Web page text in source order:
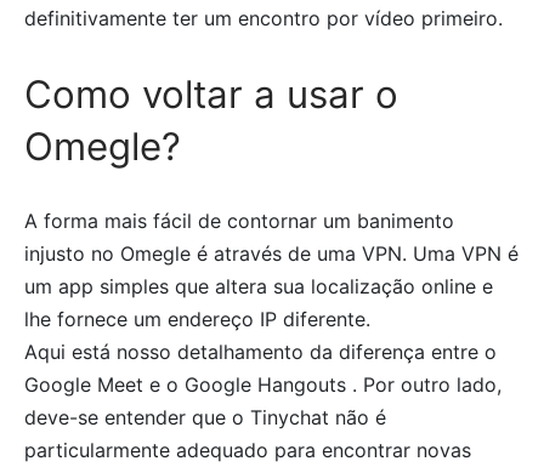
definitivamente ter um encontro por vídeo primeiro.
Como voltar a usar o
Omegle?
A forma mais fácil de contornar um banimento
injusto no Omegle é através de uma VPN. Uma VPN é
um app simples que altera sua localização online e
lhe fornece um endereço IP diferente.
Aqui está nosso detalhamento da diferença entre o
Google Meet e o Google Hangouts . Por outro lado,
deve-se entender que o Tinychat não é
particularmente adequado para encontrar novas